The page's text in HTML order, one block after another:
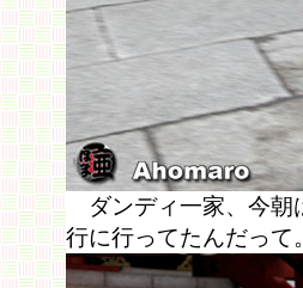
ダンディ一家、今朝
行に行ってたんだって